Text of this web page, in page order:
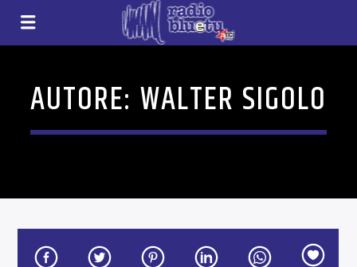
AUTORE: WALTER SIGOLO